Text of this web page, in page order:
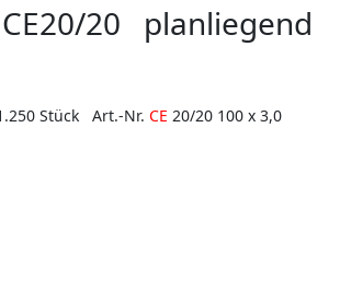
20 planliegend
Stück Art.-Nr. CE 20/20 100 x 3,0